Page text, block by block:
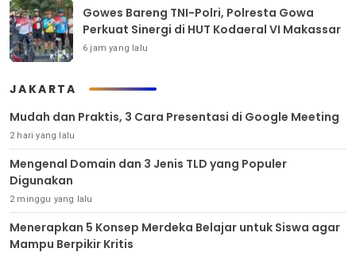
Gowes Bareng TNI-Polri, Polresta Gowa
Perkuat Sinergi di HUT Kodaeral VI Makassar
6 jam yang lalu
JAKARTA
Mudah dan Praktis, 3 Cara Presentasi di Google Meeting
2 hari yang lalu
Mengenal Domain dan 3 Jenis TLD yang Populer
Digunakan
2 minggu yang lalu
Menerapkan 5 Konsep Merdeka Belajar untuk Siswa agar
Mampu Berpikir Kritis